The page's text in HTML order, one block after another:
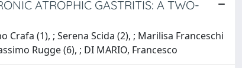
ATROPHIC GASTRITIS: A TWO-
(1), ; Serena Scida (2), ; Marilisa Franceschi
Rugge (6), ; DI MARIO, Francesco